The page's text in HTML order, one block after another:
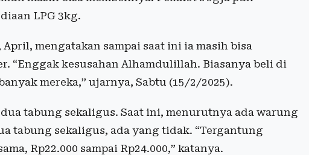
LPG 3kg.
mengatakan sampai saat ini ia masih bisa
“Enggak kesusahan Alhamdulillah. Biasanya beli di
mereka,” ujarnya, Sabtu (15/2/2025).
tabung sekaligus. Saat ini, menurutnya ada warung
tabung sekaligus, ada yang tidak. “Tergantung
Rp22.000 sampai Rp24.000,” katanya.